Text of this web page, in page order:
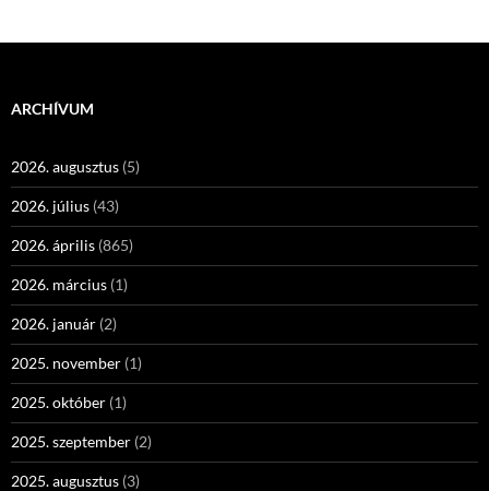
ARCHÍVUM
2026. augusztus (5)
2026. július (43)
2026. április (865)
2026. március (1)
2026. január (2)
2025. november (1)
2025. október (1)
2025. szeptember (2)
2025. augusztus (3)